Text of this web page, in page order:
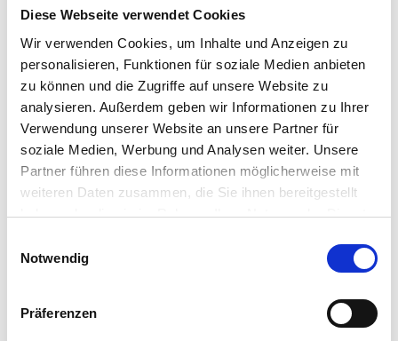
Diese Webseite verwendet Cookies
Wir verwenden Cookies, um Inhalte und Anzeigen zu
personalisieren, Funktionen für soziale Medien anbieten
zu können und die Zugriffe auf unsere Website zu
analysieren. Außerdem geben wir Informationen zu Ihrer
Verwendung unserer Website an unsere Partner für
soziale Medien, Werbung und Analysen weiter. Unsere
Partner führen diese Informationen möglicherweise mit
weiteren Daten zusammen, die Sie ihnen bereitgestellt
haben oder die sie im Rahmen Ihrer Nutzung der Dienste
Notwendig
Präferenzen
Schlitten für 1 Werkzeug-/Rollenhalter starr,
einem Werkzeug-/Rollenhalter
NEBENWERKZEUGSCHLITTEN
Schlitten für 1 Halterung für Einlegehilfe oder/und
Schneidwerkzeuge
Mit Klimagerät
Optimal positionierbar für den Anwender
STEUERUNG